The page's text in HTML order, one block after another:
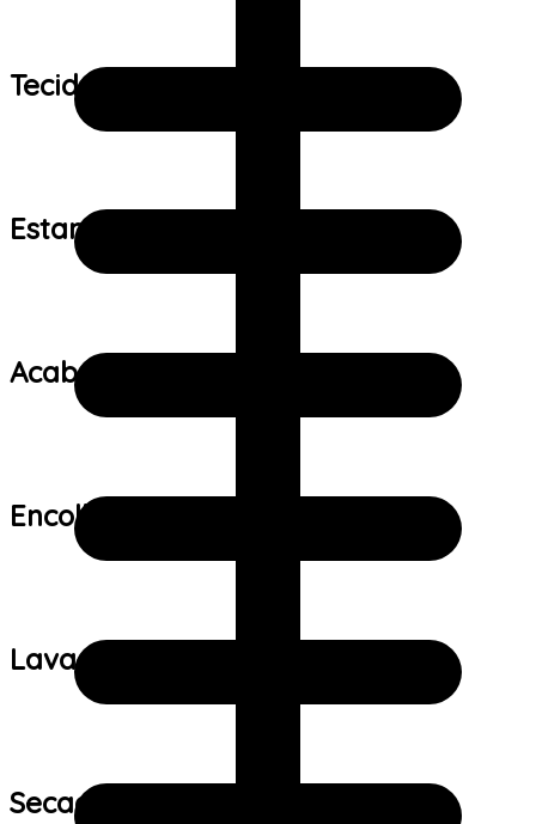
Tecido:
Estampa:
Acabamento:
Encolhimento:
Lavagem:
Secagem: